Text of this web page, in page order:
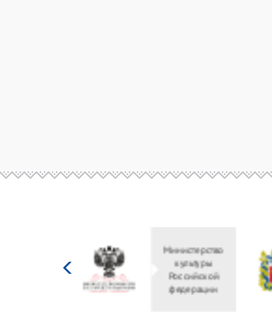
Министерство
культуры
Российской
федерации